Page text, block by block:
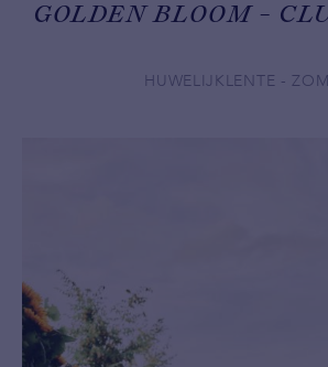
GOLDEN BLOOM -
HUWELIJK LENTE -